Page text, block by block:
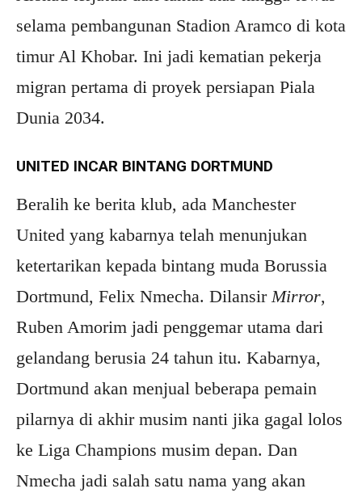
selama pembangunan Stadion Aramco di kota
timur Al Khobar. Ini jadi kematian pekerja
migran pertama di proyek persiapan Piala
Dunia 2034.
UNITED INCAR BINTANG DORTMUND
Beralih ke berita klub, ada Manchester
United yang kabarnya telah menunjukan
ketertarikan kepada bintang muda Borussia
Dortmund, Felix Nmecha. DilansirMirror,
Ruben Amorim jadi penggemar utama dari
gelandang berusia 24 tahun itu. Kabarnya,
Dortmund akan menjual beberapa pemain
pilarnya di akhir musim nanti jika gagal lolos
ke Liga Champions musim depan. Dan
Nmecha jadi salah satu nama yang akan